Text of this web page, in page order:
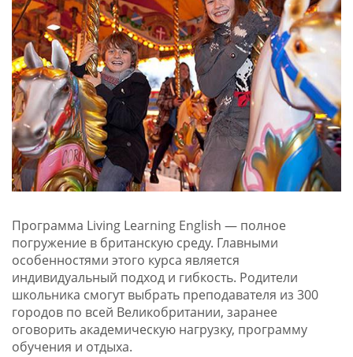
Программа Living Learning English — полное
погружение в британскую среду. Главными
особенностями этого курса является
индивидуальный подход и гибкость. Родители
школьника смогут выбрать преподавателя из 300
городов по всей Великобритании, заранее
оговорить академическую нагрузку, программу
обучения и отдыха.